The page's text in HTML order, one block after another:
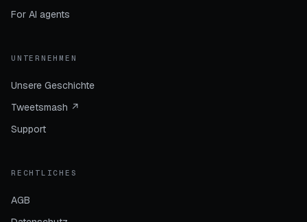
For AI agents
UNTERNEHMEN
Unsere Geschichte
Tweetsmash ↗
Support
RECHTLICHES
AGB